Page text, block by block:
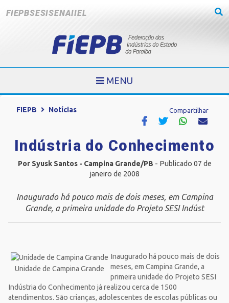
FIEPBSESISENAIIEL
MENU
FIEPB Notícias Compartilhar
Indústria do Conhecimento
Por Syusk Santos - Campina Grande/PB - Publicado 07 de
janeiro de 2008
Inaugurado há pouco mais de dois meses, em Campina
Grande, a primeira unidade do Projeto SESI Indúst
Unidade de Campina Grande
Inaugurado há pouco mais de dois
meses, em Campina Grande, a
primeira unidade do Projeto SESI
Indústria do Conhecimento já realizou cerca de 1500
atendimentos. São crianças, adolescentes de escolas públicas ou